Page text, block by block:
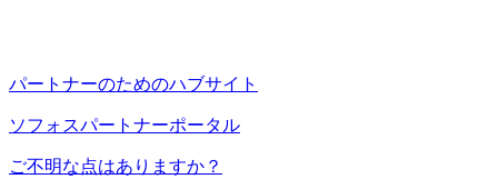
パートナーのためのハブサイト
ソフォスパートナーポータル
ご不明な点はありますか？